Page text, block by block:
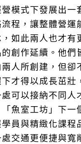
模式下發展出一
程，讓整體營運
如此兩人也才有
創作延續。他們
人所創建，但卻
才得以成長茁壯
可以接納不同人
魚室工坊」下一
員與精緻化課程
交通更便捷與寬